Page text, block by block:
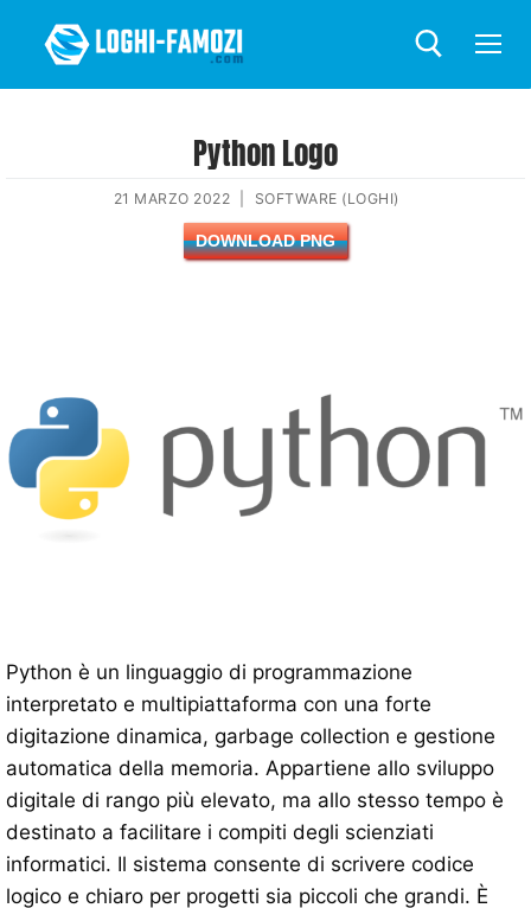
Python Logo
21 MARZO 2022 SOFTWARE (LOGHI)
DOWNLOAD PNG
Python è un linguaggio di programmazione
interpretato e multipiattaforma con una forte
digitazione dinamica, garbage collection e gestione
automatica della memoria. Appartiene allo sviluppo
digitale di rango più elevato, ma allo stesso tempo è
destinato a facilitare i compiti degli scienziati
informatici. Il sistema consente di scrivere codice
logico e chiaro per progetti sia piccoli che grandi. È